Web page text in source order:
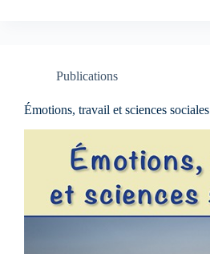
Publications
Émotions, travail et sciences sociales